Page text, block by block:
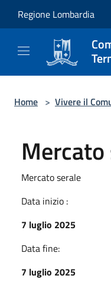
Regione Lombardia
Home > Vivere il
Mercato serale
Data inizio :
7 luglio 2025
Data fine:
7 luglio 2025